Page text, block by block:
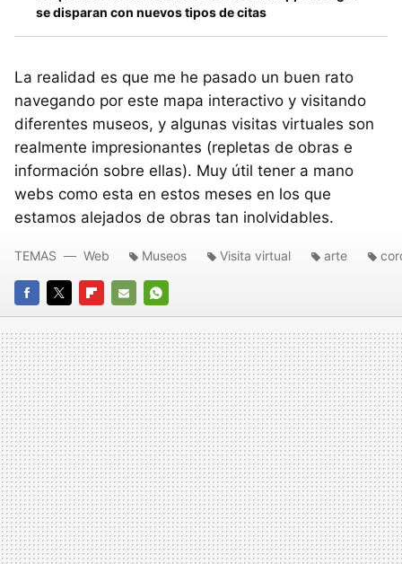
se disparan con nuevos tipos de citas
La realidad es que me he pasado un buen rato
navegando por este mapa interactivo y visitando
diferentes museos, y algunas visitas virtuales son
realmente impresionantes (repletas de obras e
información sobre ellas). Muy útil tener a mano
webs como esta en estos meses en los que
estamos alejados de obras tan inolvidables.
FACEBOOK
TWITTERFLIPBOARD
E-
MAIL
WHATSAPP
TEMAS Web Museos Visita virtual arte